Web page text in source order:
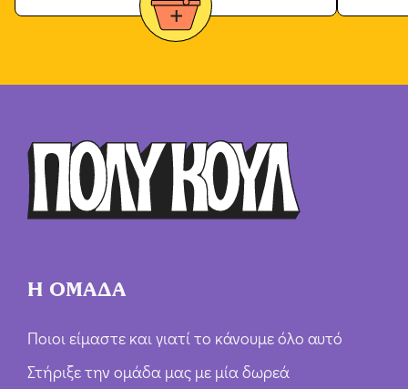
Η ΟΜΑΔΑ
Ποιοι είμαστε και γιατί το κάνουμε όλο αυτό
Στήριξε την ομάδα μας με μία δωρεά